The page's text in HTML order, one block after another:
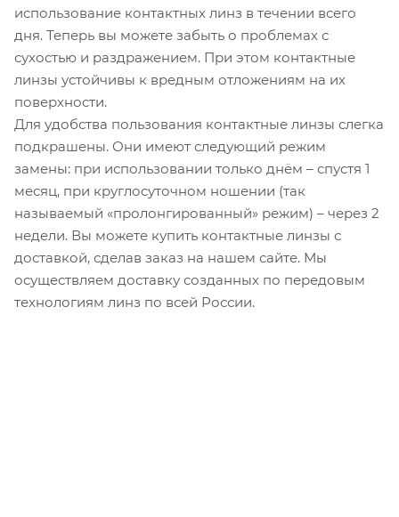
использование контактных линз в течении всего
дня. Теперь вы можете забыть о проблемах с
сухостью и раздражением. При этом контактные
линзы устойчивы к вредным отложениям на их
поверхности.
Для удобства пользования контактные линзы слегка
подкрашены. Они имеют следующий режим
замены: при использовании только днём – спустя 1
месяц, при круглосуточном ношении (так
называемый «пролонгированный» режим) – через 2
недели. Вы можете купить контактные линзы с
доставкой, сделав заказ на нашем сайте. Мы
осуществляем доставку созданных по передовым
технологиям линз по всей России.